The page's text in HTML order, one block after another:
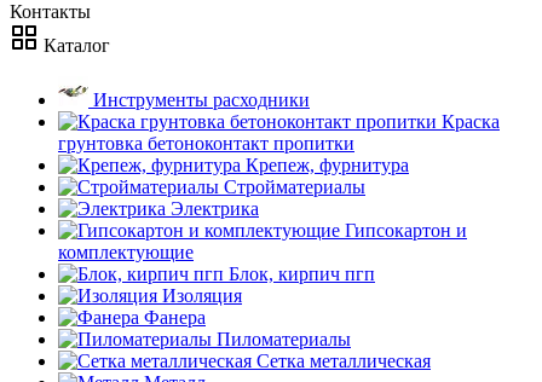
Контакты
Каталог
Инструменты расходники
Краска
грунтовка бетоноконтакт пропитки
Крепеж, фурнитура
Стройматериалы
Электрика
Гипсокартон и
комплектующие
Блок, кирпич пгп
Изоляция
Фанера
Пиломатериалы
Сетка металлическая